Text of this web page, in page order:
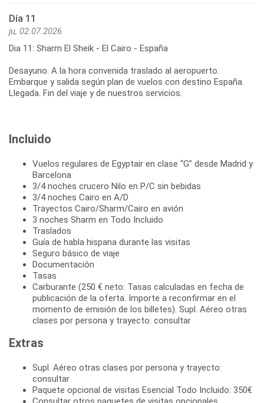
Día 11
ju, 02.07.2026
Dia 11: Sharm El Sheik - El Cairo - España
Desayuno. A la hora convenida traslado al aeropuerto.
Embarque y salida según plan de vuelos con destino España.
Llegada. Fin del viaje y de nuestros servicios.
Incluido
Vuelos regulares de Egyptair en clase “G” desde Madrid y
Barcelona
3/4 noches crucero Nilo en P/C sin bebidas
3/4 noches Cairo en A/D
Trayectos Cairo/Sharm/Cairo en avión
3 noches Sharm en Todo Incluido
Traslados
Guía de habla hispana durante las visitas
Seguro básico de viaje
Documentación
Tasas
Carburante (250 € neto: Tasas calculadas en fecha de
publicación de la oferta. Importe a reconfirmar en el
momento de emisión de los billetes). Supl. Aéreo otras
clases por persona y trayecto: consultar
Extras
Supl. Aéreo otras clases por persona y trayecto:
consultar
Paquete opcional de visitas Esencial Todo Incluido: 350€